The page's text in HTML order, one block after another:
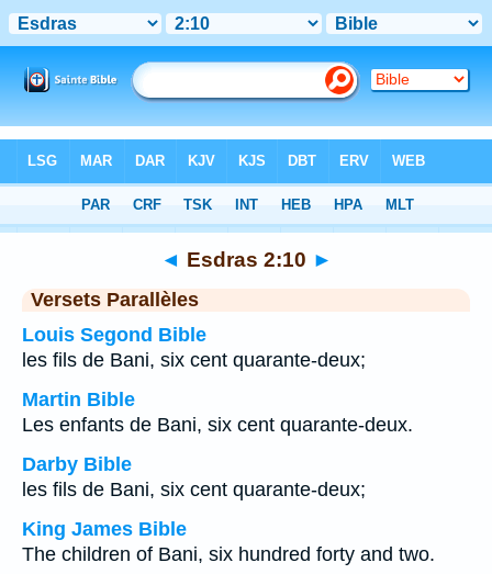
Chapitre 2> Verset 10
◄ Esdras 2:10 ►
Versets Parallèles
Louis Segond Bible
les fils de Bani, six cent quarante-deux;
Martin Bible
Les enfants de Bani, six cent quarante-deux.
Darby Bible
les fils de Bani, six cent quarante-deux;
King James Bible
The children of Bani, six hundred forty and two.